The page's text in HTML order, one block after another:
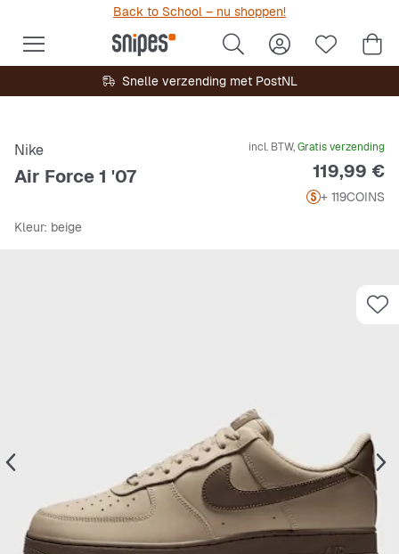
Back to School – nu shoppen!
Snelle verzending met PostNL
Nike
Air Force 1 '07
incl. BTW,Gratis verzending
Prijs
119,99 €
+ 119COINS
Kleur: beige